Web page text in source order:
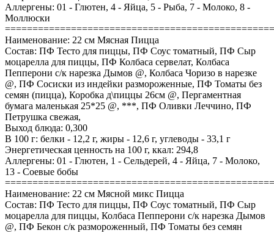
Аллергены: 01 - Глютен, 4 - Яйца, 5 - Рыба, 7 - Молоко, 8 -
Моллюски
Наименование: 22 см Мясная Пицца
Состав: ПФ Тесто для пиццы, ПФ Соус томатный, ПФ Сыр
моцарелла для пиццы, ПФ Колбаса сервелат, Колбаса
Пепперони с/к нарезка Дымов @, Колбаса Чоризо в нарезке
@, ПФ Сосиски из индейки размороженные, ПФ Томаты без
семян (пицца), Коробка д\пиццы 26см @, Пергаментная
бумага маленькая 25*25 @, ***, ПФ Оливки Леччино, ПФ
Петрушка свежая,
Выход блюда: 0,300
В 100 г: белки - 12,2 г, жиры - 12,6 г, углеводы - 33,1 г
Энергетическая ценность на 100 г, ккал: 294,8
Аллергены: 01 - Глютен, 1 - Сельдерей, 4 - Яйца, 7 - Молоко,
13 - Соевые бобы
Наименование: 22 см Мясной микс Пицца
Состав: ПФ Тесто для пиццы, ПФ Соус томатный, ПФ Сыр
моцарелла для пиццы, Колбаса Пепперони с/к нарезка Дымов
@, ПФ Бекон с/к размороженный, ПФ Томаты без семян